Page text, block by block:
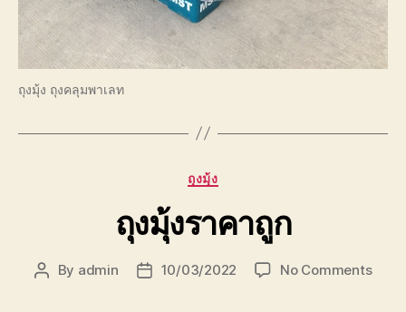
ถุงมุ้ง ถุงคลุมพาเลท
Categories
ถุงมุ้ง
ถุงมุ้งราคาถูก
Post
By admin
Post10/03/2022 No Commentson